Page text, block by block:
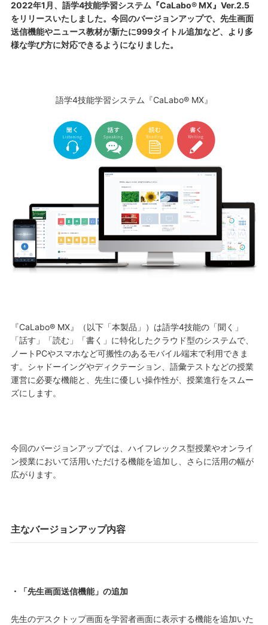
2022年1月、語学4技能学習システム『CaLabo® MX』Ver.2.5
をリリースいたしました。今回のバージョンアップで、先生画面
送信機能やニュース教材が新たに999タイトル追加など、より多
様な学び方に対応できるようになりました。
語学4技能学習システム『CaLabo® MX』
『CaLabo® MX』（以下「本製品」）は語学4技能の「聞く」
「話す」「読む」「書く」に特化したクラウド型のシステムで、
ノートPCやスマホなど可搬性のあるモバイル端末で利用できま
す。シャドーイングやディクテーション、語彙テストなどの授業
運営に必要な機能と、先生に優しい操作性が、授業進行をスムー
ズにします。
今回のバージョンアップでは、ハイフレックス型授業やオンライ
ン授業において活用いただける機能を追加し、さらに活用の幅が
広がります。
主なバージョンアップ内容
・「先生画面送信機能」の追加
先生のデスクトップ画面を学習者画面に表示する機能を追加いた